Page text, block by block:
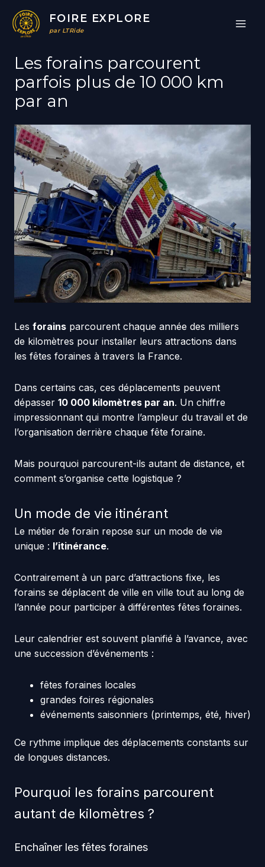
contenu
FOIRE EXPLORE
par LTRide
Les forains parcourent
parfois plus de 10 000 km
par an
Les forainsparcourent chaque année des milliers
de kilomètres pour installer leurs attractions dans
les fêtes foraines à travers la France.
Dans certains cas, ces déplacements peuvent
dépasser 10 000 kilomètres par an. Un chiffre
impressionnant qui montre l’ampleur du travail et de
l’organisation derrière chaque fête foraine.
Mais pourquoi parcourent-ils autant de distance, et
comment s’organise cette logistique ?
Un mode de vie itinérant
Le métier de forain repose sur un mode de vie
unique : l’itinérance.
Contrairement à un parc d’attractions fixe, les
forains se déplacent de ville en ville tout au long de
l’année pour participer à différentes fêtes foraines.
Leur calendrier est souvent planifié à l’avance, avec
une succession d’événements :
fêtes foraines locales
grandes foires régionales
événements saisonniers (printemps, été, hiver)
Ce rythme implique des déplacements constants sur
de longues distances.
Pourquoi les forains parcourent
autant de kilomètres ?
Enchaîner les fêtes foraines